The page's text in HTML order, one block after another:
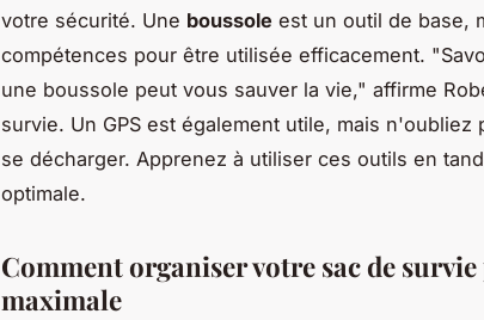
votre sécurité. Une boussole est un outil de base,
compétences pour être utilisée efficacement.
une boussole peut vous sauver la vie," affirme
survie. Un GPS est également utile, mais
se décharger. Apprenez à utiliser ces outils en
optimale.
Comment organiser votre sac de
maximale